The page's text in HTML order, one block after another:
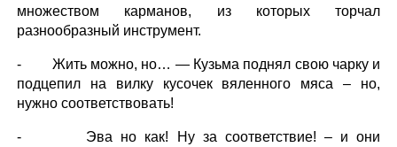
множеством карманов, из которых торчал
разнообразный инструмент.
- Жить можно, но… — Кузьма поднял свою чарку и
подцепил на вилку кусочек вяленного мяса – но,
нужно соответствовать!
- Эва но как! Ну за соответствие! – и они